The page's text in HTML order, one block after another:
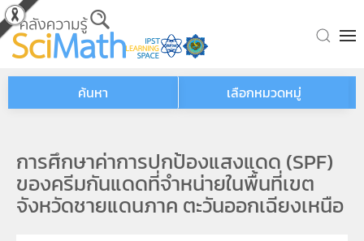
Skip to main content
ค้นหา เลือกหมวดหมู่
การศึกษาค่าการปกป้องแสงแดด (SPF)
ของครีมกันแดดที่จำหน่ายในพื้นที่เขต
จังหวัดชายแดนภาค ตะวันออกเฉียงเหนือ